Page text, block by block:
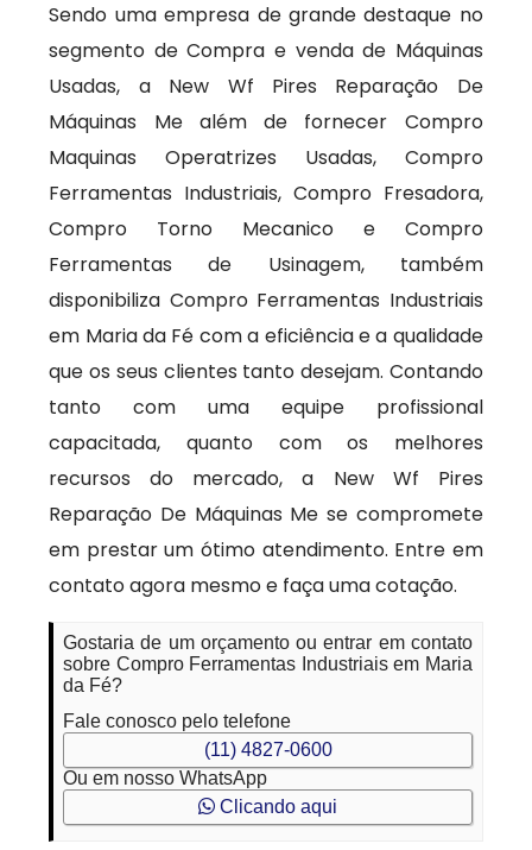
Sendo uma empresa de grande destaque no
segmento de Compra e venda de Máquinas
Usadas, a New Wf Pires Reparação De
Máquinas Me além de fornecer Compro
Maquinas Operatrizes Usadas, Compro
Ferramentas Industriais, Compro Fresadora,
Compro Torno Mecanico e Compro
Ferramentas de Usinagem, também
disponibiliza Compro Ferramentas Industriais
em Maria da Fé com a eficiência e a qualidade
que os seus clientes tanto desejam. Contando
tanto com uma equipe profissional
capacitada, quanto com os melhores
recursos do mercado, a New Wf Pires
Reparação De Máquinas Me se compromete
em prestar um ótimo atendimento. Entre em
contato agora mesmo e faça uma cotação.
Gostaria de um orçamento ou entrar em contato
sobre Compro Ferramentas Industriais em Maria
da Fé?
Fale conosco pelo telefone
(11) 4827-0600
Ou em nosso WhatsApp
Clicando aqui